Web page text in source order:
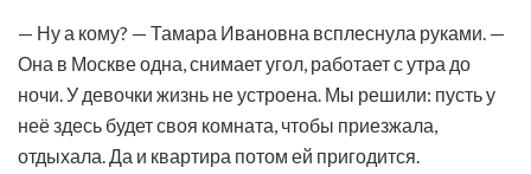
— Ну а кому? — Тамара Ивановна всплеснула руками. —
Она в Москве одна, снимает угол, работает с утра до
ночи. У девочки жизнь не устроена. Мы решили: пусть у
неё здесь будет своя комната, чтобы приезжала,
отдыхала. Да и квартира потом ей пригодится.